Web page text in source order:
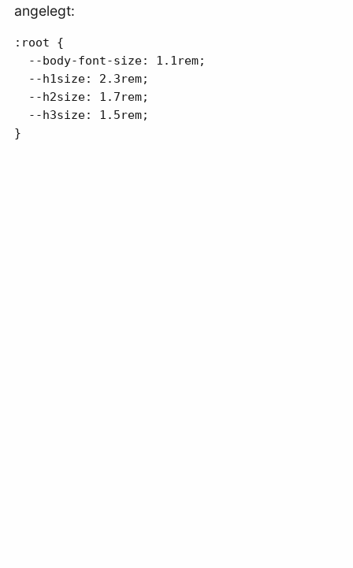
angelegt:
:root {
  --body-font-size: 1.1rem;
  --h1size: 2.3rem;
  --h2size: 1.7rem;
  --h3size: 1.5rem;
}